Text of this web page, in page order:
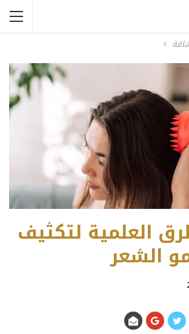
العلمية لتكثيف
الشعر